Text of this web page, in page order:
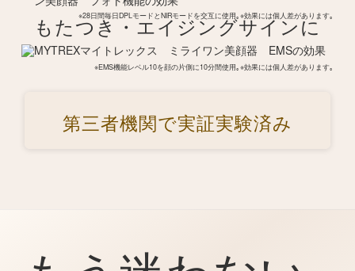
※28日間毎日DPLモードとNIRモードを交互に使用｡※効果には個人差があります｡
もたつき・エイジングサインに
※EMS機能レベル10を顔の片側に10分間使用｡※効果には個人差があります｡
第三者機関で実証実験済み